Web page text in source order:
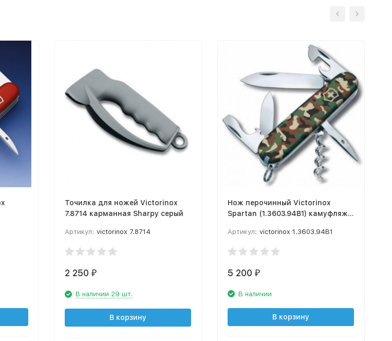
Точилка для ножей Victorinox
7.8714 карманная Sharpy серый
Артикул: victorinox 7.8714
2 250 ₽
В наличии 29 шт.
В корзину
Нож перочинный Victorinox
Spartan (1.3603.94B1) камуфляж
Артикул: victorinox 1.3603.94B1
5 200 ₽
В наличии
В корзину